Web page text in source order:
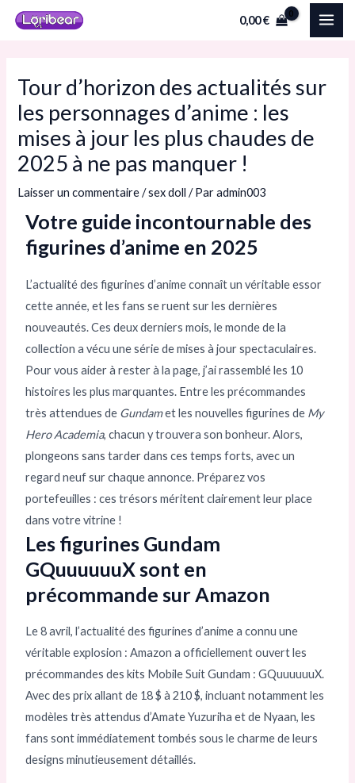
Aller
0,00€
Tour d’horizon des actualités sur
les personnages d’anime : les
mises à jour les plus chaudes de
2025 à ne pas manquer !
Laisser un commentaire /sex doll / Paradmin003
Votre guide incontournable des
figurines d’anime en 2025
L’actualité des figurines d’anime connaît un véritable essor
cette année, et les fans se ruent sur les dernières
nouveautés. Ces deux derniers mois, le monde de la
collection a vécu une série de mises à jour spectaculaires.
Pour vous aider à rester à la page, j’ai rassemblé les 10
histoires les plus marquantes. Entre les précommandes
très attendues de Gundamet les nouvelles figurines de My
Hero Academia, chacun y trouvera son bonheur. Alors,
plongeons sans tarder dans ces temps forts, avec un
regard neuf sur chaque annonce. Préparez vos
portefeuilles : ces trésors méritent clairement leur place
dans votre vitrine !
Les figurines Gundam
GQuuuuuuX sont en
précommande sur Amazon
Le 8 avril, l’actualité des figurines d’anime a connu une
véritable explosion : Amazon a officiellement ouvert les
précommandes des kits Mobile Suit Gundam : GQuuuuuuX.
Avec des prix allant de 18 $ à 210 $, incluant notamment les
modèles très attendus d’Amate Yuzuriha et de Nyaan, les
fans sont immédiatement tombés sous le charme de leurs
designs minutieusement détaillés.
Navigation
des